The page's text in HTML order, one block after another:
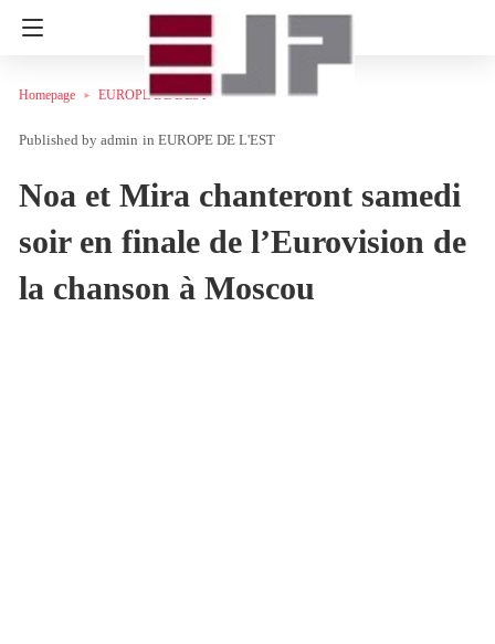
Homepage EUROPE DE L'EST
admin in EUROPE DE L'EST
Noa et Mira chanteront samedi
soir en finale de l’Eurovision de
la chanson à Moscou